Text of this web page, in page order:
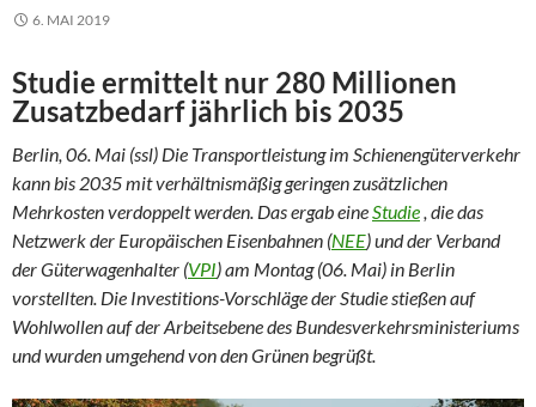
6. MAI 2019
Studie ermittelt nur 280 Millionen
Zusatzbedarf jährlich bis 2035
Berlin, 06. Mai (ssl) Die Transportleistung im Schienengüterverkehr
kann bis 2035 mit verhältnismäßig geringen zusätzlichen
Mehrkosten verdoppelt werden. Das ergab eineStudie, die das
Netzwerk der Europäischen Eisenbahnen (NEE) und der Verband
der Güterwagenhalter (VPI) am Montag (06. Mai) in Berlin
vorstellten. Die Investitions-Vorschläge der Studie stießen auf
Wohlwollen auf der Arbeitsebene des Bundesverkehrsministeriums
und wurden umgehend von den Grünen begrüßt.